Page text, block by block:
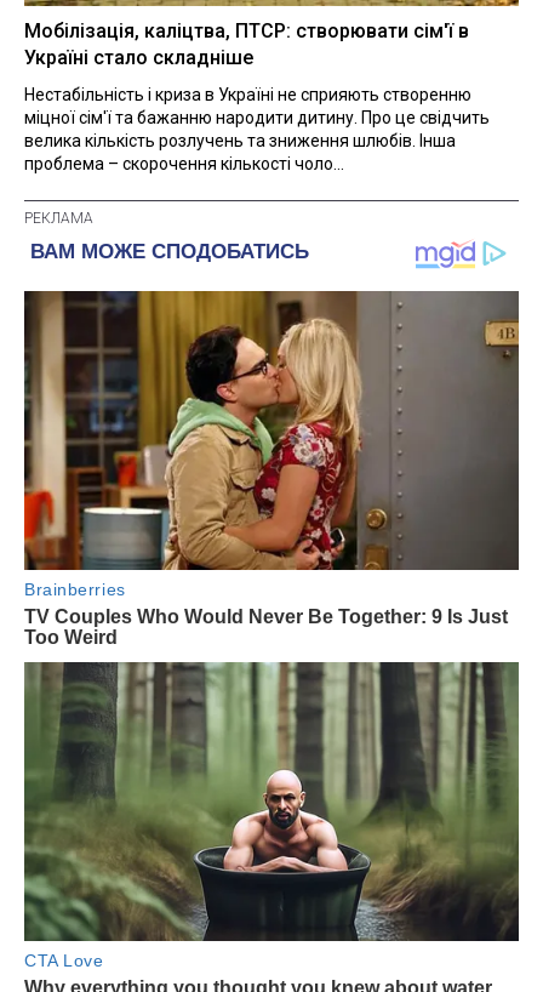
Мобілізація, каліцтва, ПТСР: створювати сім'ї в
Україні стало складніше
Нестабільність і криза в Україні не сприяють створенню
міцної сім'ї та бажанню народити дитину. Про це свідчить
велика кількість розлучень та зниження шлюбів. Інша
проблема – скорочення кількості чоло...